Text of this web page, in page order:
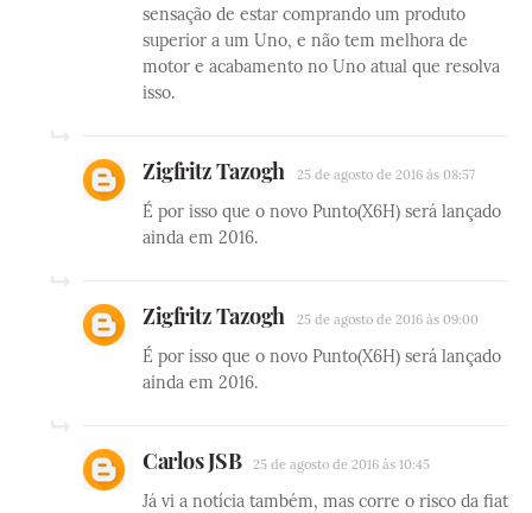
sensação de estar comprando um produto
superior a um Uno, e não tem melhora de
motor e acabamento no Uno atual que resolva
isso.
Zigfritz Tazogh 25 de agosto de 2016 às 08:57
É por isso que o novo Punto(X6H) será lançado
ainda em 2016.
Zigfritz Tazogh 25 de agosto de 2016 às 09:00
É por isso que o novo Punto(X6H) será lançado
ainda em 2016.
Carlos JSB 25 de agosto de 2016 às 10:45
Já vi a notícia também, mas corre o risco da fiat